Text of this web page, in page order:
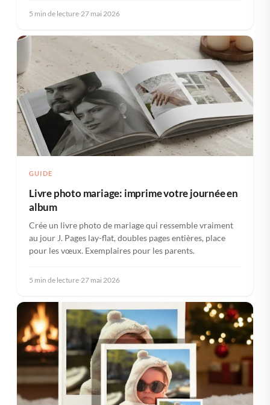
5 min de lecture·27 mai 2026
GUIDE
Crée un livre photo de mariage qui ressemble vraiment
au jour J. Pages lay-flat, doubles pages entières, place
pour les vœux. Exemplaires pour les parents.
5 min de lecture·27 mai 2026
Livre photo mariage: imprime votre journée en
album